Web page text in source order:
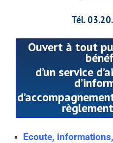
Tél.
Ouvert à tout
d’un service
Ecoute,